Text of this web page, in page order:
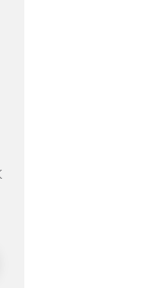
colors
TO CART